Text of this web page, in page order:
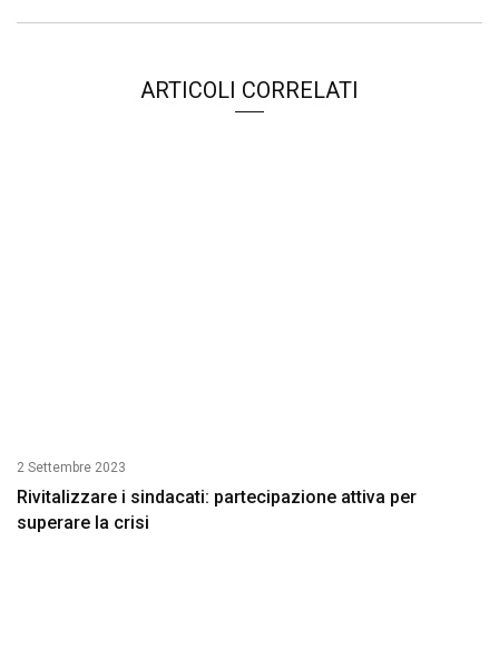
ARTICOLI CORRELATI
2 Settembre 2023
Rivitalizzare i sindacati: partecipazione attiva per
superare la crisi